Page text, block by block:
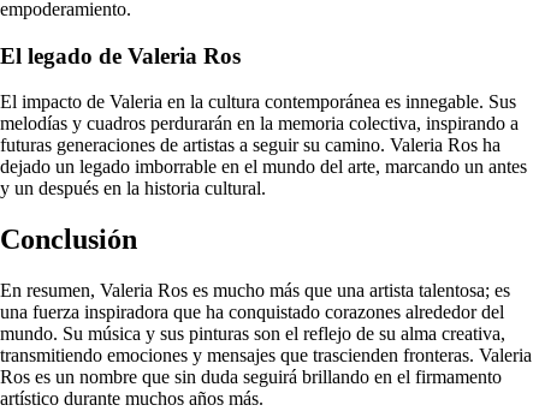
empoderamiento.
El legado de Valeria Ros
El impacto de Valeria en la cultura contemporánea es innegable. Sus
melodías y cuadros perdurarán en la memoria colectiva, inspirando a
futuras generaciones de artistas a seguir su camino. Valeria Ros ha
dejado un legado imborrable en el mundo del arte, marcando un antes
y un después en la historia cultural.
Conclusión
En resumen, Valeria Ros es mucho más que una artista talentosa; es
una fuerza inspiradora que ha conquistado corazones alrededor del
mundo. Su música y sus pinturas son el reflejo de su alma creativa,
transmitiendo emociones y mensajes que trascienden fronteras. Valeria
Ros es un nombre que sin duda seguirá brillando en el firmamento
artístico durante muchos años más.